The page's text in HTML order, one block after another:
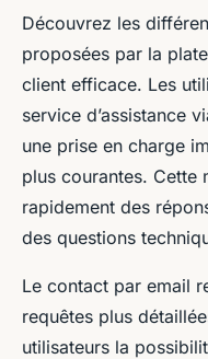
Découvrez les
proposées par la
client efficace. Les
service d’assistance
une prise en charge
plus courantes. Cette
rapidement des
des questions
Le contact par email
requêtes plus
utilisateurs la